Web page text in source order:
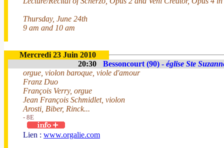
Thursday, June 24th
9 am and 10 am
Mercredi 23 Juin 2010
20:30
Bessoncourt (90) - église Ste
orgue, violon baroque, viole d'amour
Franz Duo
François Verry, orgue
Jean François Schmidlet, violon
Arosti, Biber, Rinck...
- 8E
Lien : www.orgalie.com